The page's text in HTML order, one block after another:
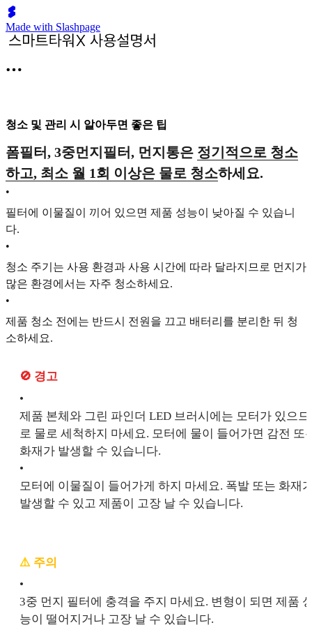
Made with Slashpage
청소 및 관리 시 알아두면 좋은 팁
폼필터, 3중먼지필터, 먼지통은 정기적으로 청소
하고, 최소 월 1회 이상은 물로 청소하세요.
•
필터에 이물질이 끼어 있으면 제품 성능이 낮아질 수 있습니
다.
•
청소 주기는 사용 환경과 사용 시간에 따라 달라지므로 먼지가
많은 환경에서는 자주 청소하세요.
•
제품 청소 전에는 반드시 전원을 끄고 배터리를 분리한 뒤 청
소하세요.
🚫 경고
•
제품 본체와 그린 파인더 LED 브러시에는 모터가 있으므
로 물로 세척하지 마세요. 모터에 물이 들어가면 감전 또
화재가 발생할 수 있습니다.
•
모터에 이물질이 들어가게 하지 마세요. 폭발 또는 화재
발생할 수 있고 제품이 고장 날 수 있습니다.
⚠️ 주의
•
3중 먼지 필터에 충격을 주지 마세요. 변형이 되면 제품
능이 떨어지거나 고장 날 수 있습니다.